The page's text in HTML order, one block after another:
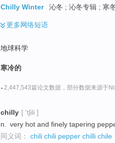
Chilly Winter
沁冬 ; 沁冬专辑 ; 寒
更多网络短语
地球科学
寒冷的
· 2,447,543篇论文数据，部分数据来源于
chilly [ 'tʃili ]
n.
very hot and finely tapering
同义词： chili chili pepper chilli chile